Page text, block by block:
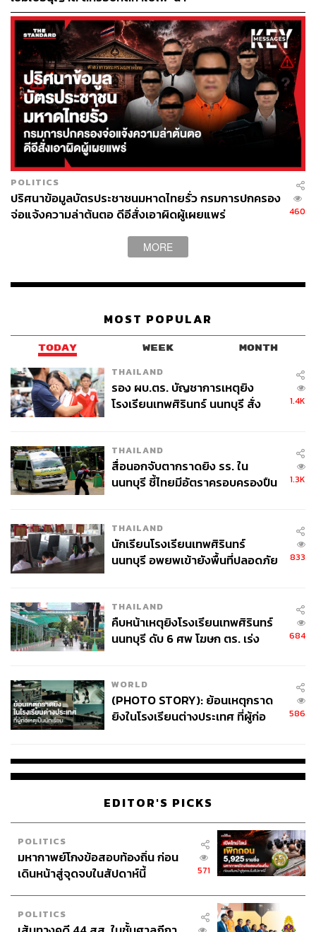
POLITICS
ปริศนาข้อมูลบัตรประชาชนมหาดไทยรั่ว กรมการปกครอง
จ่อแจ้งความล่าต้นตอ ดีอีสั่งเอาผิดผู้เผยแพร่
460
MORE
MOST POPULAR
TODAY WEEK MONTH
THAILAND
รอง ผบ.ตร. บัญชาการเหตุยิง
โรงเรียนเทพศิรินทร์ นนทบุรี สั่ง
1.4K
THAILAND
สื่อนอกจับตากราดยิง รร. ใน
นนทบุรี ชี้ไทยมีอัตราครอบครองปืน
1.3K
THAILAND
นักเรียนโรงเรียนเทพศิรินทร์
นนทบุรี อพยพเข้ายังพื้นที่ปลอดภัย
833
THAILAND
คืบหน้าเหตุยิงโรงเรียนเทพศิรินทร์
นนทบุรี ดับ 6 ศพ โฆษก ตร. เร่ง
684
WORLD
(PHOTO STORY): ย้อนเหตุกราด
ยิงในโรงเรียนต่างประเทศ ที่ผู้ก่อ
586
EDITOR'S PICKS
POLITICS
มหากาพย์โกงข้อสอบท้องถิ่น ก่อน
เดินหน้าสู่จุดจบในสัปดาห์นี้
571
POLITICS